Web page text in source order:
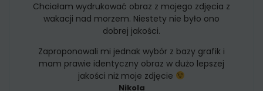
Chciałam wydrukować obraz z mojego zdjęcia z
wakacji nad morzem. Niestety nie było ono
dobrej jakości.
Zaproponowali mi jednak wybór z bazy grafik i
mam prawie identyczny obraz w dużo lepszej
jakości niż moje zdjęcie
Nikola